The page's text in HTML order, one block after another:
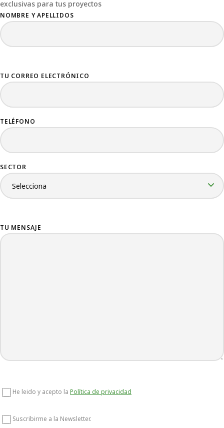
exclusivas para tus proyectos
NOMBRE Y APELLIDOS
TU CORREO ELECTRÓNICO
TELÉFONO
SECTOR
TU MENSAJE
He leido y acepto la Política de privacidad
Suscribirme a la Newsletter.